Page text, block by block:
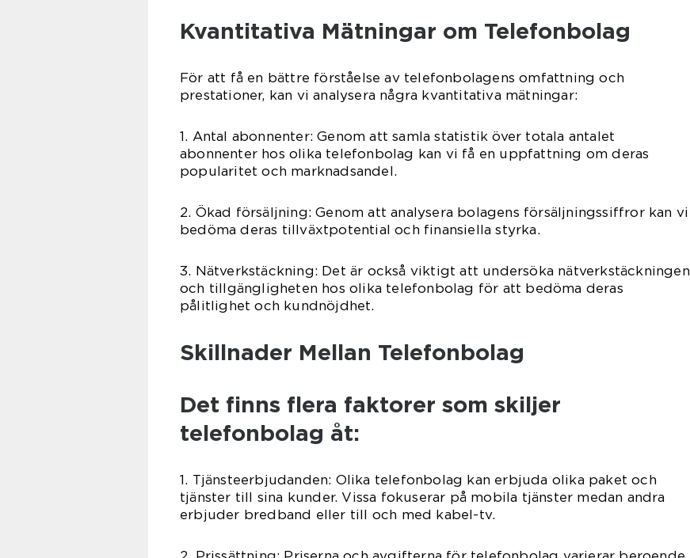
Kvantitativa Mätningar om Telefonbolag
För att få en bättre förståelse av telefonbolagens omfattning och
prestationer, kan vi analysera några kvantitativa mätningar:
1. Antal abonnenter: Genom att samla statistik över totala antalet
abonnenter hos olika telefonbolag kan vi få en uppfattning om deras
popularitet och marknadsandel.
2. Ökad försäljning: Genom att analysera bolagens försäljningssiffror kan vi
bedöma deras tillväxtpotential och finansiella styrka.
3. Nätverkstäckning: Det är också viktigt att undersöka nätverkstäckningen
och tillgängligheten hos olika telefonbolag för att bedöma deras
pålitlighet och kundnöjdhet.
Skillnader Mellan Telefonbolag
Det finns flera faktorer som skiljer
telefonbolag åt:
1. Tjänsteerbjudanden: Olika telefonbolag kan erbjuda olika paket och
tjänster till sina kunder. Vissa fokuserar på mobila tjänster medan andra
erbjuder bredband eller till och med kabel-tv.